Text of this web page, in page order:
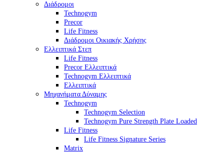
Διάδρομοι
Technogym
Precor
Life Fitness
Διάδρομοι Οικιακής Χρήσης
Ελλειπτικά Στεπ
Life Fitness
Precor Ελλειπτικά
Technogym Ελλειπτικά
Ελλειπτικά
Μηχανήματα Δύναμης
Technogym
Technogym Selection
Technogym Pure Strength Plate Loaded
Life Fitness
Life Fitness Signature Series
Matrix